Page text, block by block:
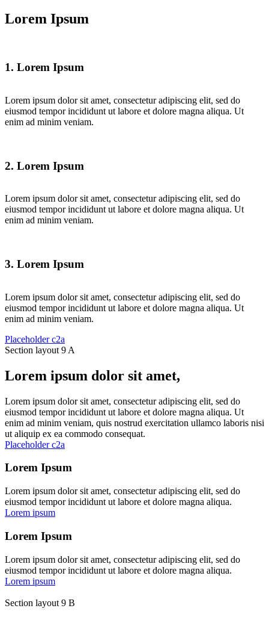
Lorem Ipsum
1. Lorem Ipsum
Lorem ipsum dolor sit amet, consectetur adipiscing elit, sed do
eiusmod tempor incididunt ut labore et dolore magna aliqua. Ut
enim ad minim veniam.
2. Lorem Ipsum
Lorem ipsum dolor sit amet, consectetur adipiscing elit, sed do
eiusmod tempor incididunt ut labore et dolore magna aliqua. Ut
enim ad minim veniam.
3. Lorem Ipsum
Lorem ipsum dolor sit amet, consectetur adipiscing elit, sed do
eiusmod tempor incididunt ut labore et dolore magna aliqua. Ut
enim ad minim veniam.
Placeholder c2a
Section layout 9 A
Lorem ipsum dolor sit amet,
Lorem ipsum dolor sit amet, consectetur adipiscing elit, sed do
eiusmod tempor incididunt ut labore et dolore magna aliqua. Ut
enim ad minim veniam, quis nostrud exercitation ullamco laboris nisi
ut aliquip ex ea commodo consequat.
Placeholder c2a
Lorem Ipsum
Lorem ipsum dolor sit amet, consectetur adipiscing elit, sed do
eiusmod tempor incididunt ut labore et dolore magna aliqua.
Lorem ipsum
Lorem Ipsum
Lorem ipsum dolor sit amet, consectetur adipiscing elit, sed do
eiusmod tempor incididunt ut labore et dolore magna aliqua.
Lorem ipsum
Section layout 9 B